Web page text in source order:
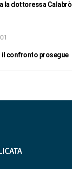
la dottoressa Calabrò
il confronto prosegue